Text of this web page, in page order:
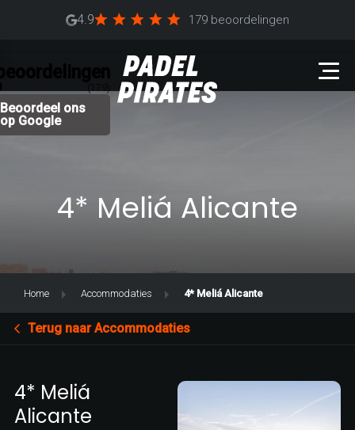
Beoordeel ons
op Google
4.9 179 beoordelingen
4* Meliá Alicante
Home Accommodaties 4* Meliá Alicante
Terug naar Accommodaties
4* Meliá
Alicante